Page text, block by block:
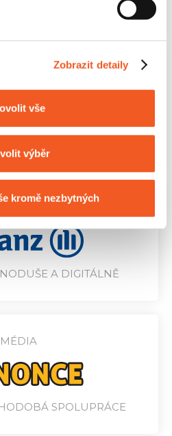
Zobrazit detaily
vše
výběr
kromě nezbytných
NÁSTROJE
A FINANČNÍ SLUŽBY
A DIGITÁLNĚ
MÉDIA
SPOLUPRÁCE